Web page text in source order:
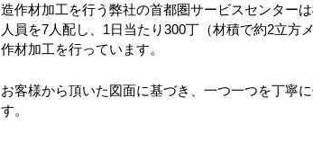
造作材加工を行う弊社の首都圏サービスセンター
人員を7人配し、1日当たり300丁（材積で約2立方
作材加工を行っています。
お客様から頂いた図面に基づき、一つ一つを丁寧
す。